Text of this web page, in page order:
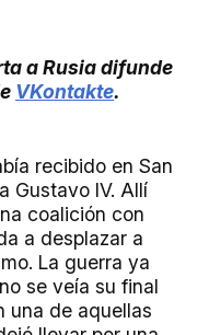
a Rusia difunde
VKontakte.
recibido en San
Gustavo IV. Allí
coalición con
a desplazar a
La guerra ya
se veía su final
una de aquellas